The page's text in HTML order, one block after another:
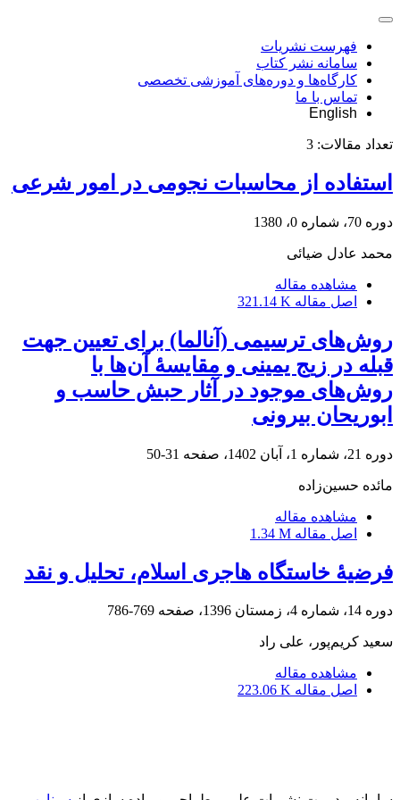
فهرست نشریات
سامانه نشر کتاب
کارگاه‌ها و دوره‌های آموزشی تخصصی
تماس با ما
English
تعداد مقالات: 3
استفاده از محاسبات نجومی در امور شرعی
دوره 70، شماره 0، 1380
محمد عادل ضیائی
مشاهده مقاله
اصل مقاله 321.14 K
روش‌های ترسیمی (آنالما) برای تعیین جهت
قبله در زیج یمینی و مقایسۀ آن‌ها با
روش‌های موجود در آثار حبش حاسب و
ابوریحان بیرونی
دوره 21، شماره 1، آبان 1402، صفحه 31-50
مائده حسین‌زاده
مشاهده مقاله
اصل مقاله 1.34 M
فرضیۀ خاستگاه هاجری اسلام، تحلیل و نقد
دوره 14، شماره 4، زمستان 1396، صفحه 769-786
سعید کریم‌پور، علی راد
مشاهده مقاله
اصل مقاله 223.06 K